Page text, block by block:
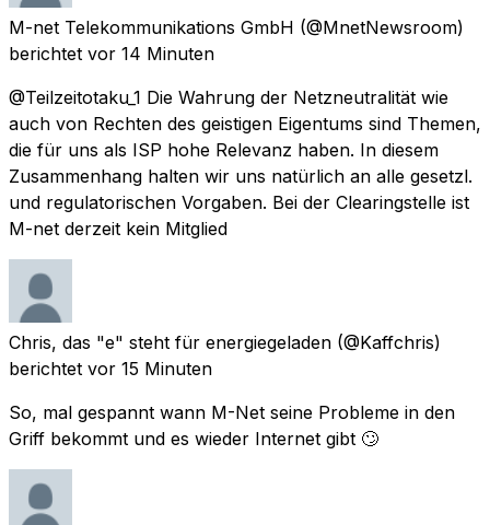
M-net Telekommunikations GmbH (@MnetNewsroom)
berichtet vor 14 Minuten
@Teilzeitotaku_1 Die Wahrung der Netzneutralität wie
auch von Rechten des geistigen Eigentums sind Themen,
die für uns als ISP hohe Relevanz haben. In diesem
Zusammenhang halten wir uns natürlich an alle gesetzl.
und regulatorischen Vorgaben. Bei der Clearingstelle ist
M-net derzeit kein Mitglied
Chris, das "e" steht für energiegeladen (@Kaffchris)
berichtet vor 15 Minuten
So, mal gespannt wann M-Net seine Probleme in den
Griff bekommt und es wieder Internet gibt 🙄